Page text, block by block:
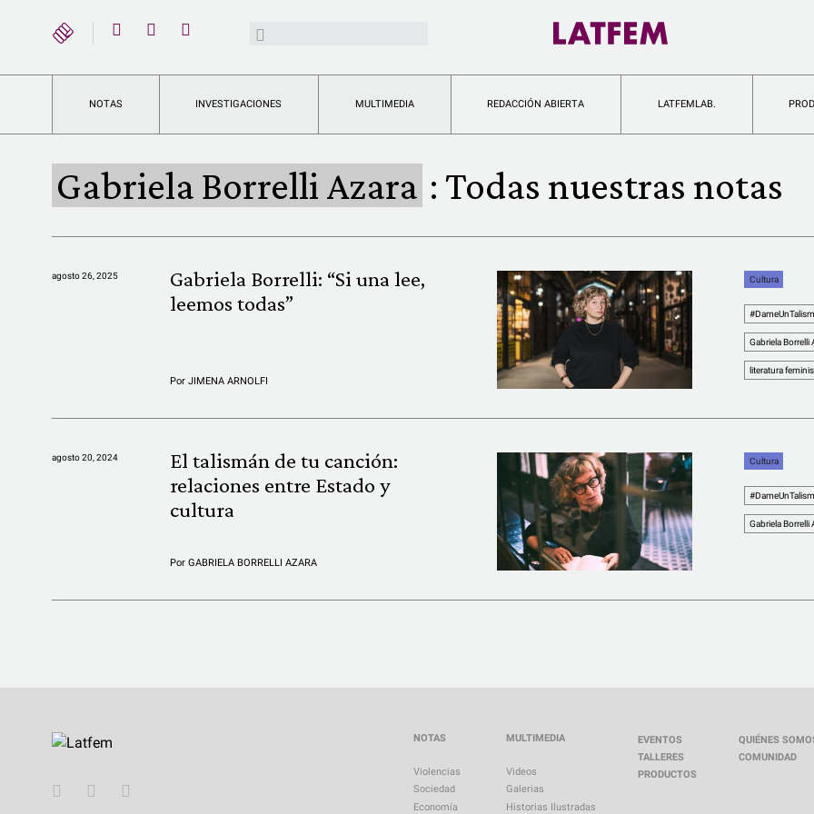
YouTubeBuscar:
NOTAS INVESTIGACIONES MULTIMEDIA REDACCIÓN ABIERTA LATFEMLAB.
Gabriela Borrelli Azara : Todas nuestras notas
agosto 26, 2025
Gabriela Borrelli: “Si una lee,
leemos todas”
PorJIMENA ARNOLFI
Cultura
Gabriela Borrelli
literatura
agosto 20, 2024
El talismán de tu canción:
relaciones entre Estado y
cultura
PorGABRIELA BORRELLI AZARA
Cultura
Gabriela Borrelli
NOTAS
Violencias
Sociedad
Economía
MULTIMEDIA
Videos
Galerias
Historias Ilustradas
EVENTOS
TALLERES
PRODUCTOS
QUIÉNES
COMUNIDAD